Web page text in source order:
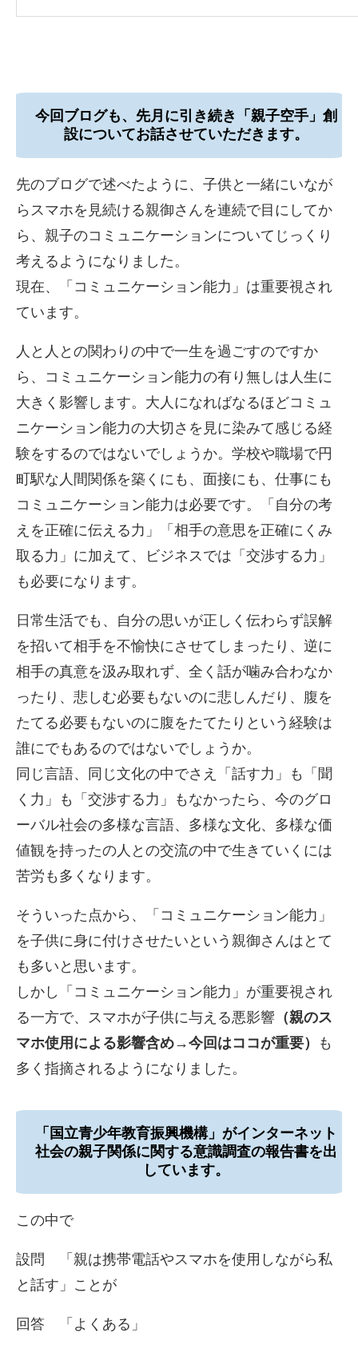
今回ブログも、先月に引き続き「親子空手」創
設についてお話させていただきます。
先のブログで述べたように、子供と一緒にいなが
らスマホを見続ける親御さんを連続で目にしてか
ら、親子のコミュニケーションについてじっくり
考えるようになりました。
現在、「コミュニケーション能力」は重要視され
ています。
人と人と の関わりの中で一生を過ごすのですか
ら、コミュニケーション能力の有り無しは人生に
大きく影響します。大人になればなるほどコミ ュ
ニケーション能力の大切さを見に染みて感じる経
験をするのではないでしょうか。学校や職場で円
町駅な人間関係を築くにも、 面接にも、仕事にも
コミュニケーション能力は必要です。「自分の考
えを正確に伝える力」「相手の意思を正確にくみ
取る力」に加え て、ビジネスでは「交渉する力」
も必要になります。
日常生活でも、自分の思いが正しく伝わらず誤解
を招いて相手を不愉快にさせてしまったり、逆に
相手の真意を汲み取れず、全く話が噛み合わなか
ったり、悲しむ必要もないのに悲しんだり、腹を
たて る必要もないのに腹をたてたりという経験は
誰にでもあるのではないでしょうか。
同じ言語、同じ文化の中でさえ「話す力」も「聞
く力」も「交渉する力」もなかったら、今のグロ
ーバル社会の多様な言語、多様な文化、多様な価
値観を持ったの人との交流の中で生きていくには
苦労 も多くなります。
そういった点から、「コミュニケーション能力」
を子供に身に付けさせたいという親御さんはとて
も多いと思います。
しかし「コミュニケーション能力」が重要視され
る一方で、スマホが子供に与える悪影響 （親のス
マホ使用による影響含め→今回はココが重要）
も
多く指摘されるようになりました。
「国立青少年教育振興機構」がインターネット
社会の親子関係に関する意識調査の報告書を出
しています。
この中で
設問 「親は携帯電話やスマホを使用しながら私
と話す」ことが
回答 「よくある」